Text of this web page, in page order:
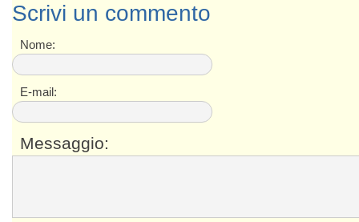
Scrivi un commento
Nome:
E-mail:
Messaggio: